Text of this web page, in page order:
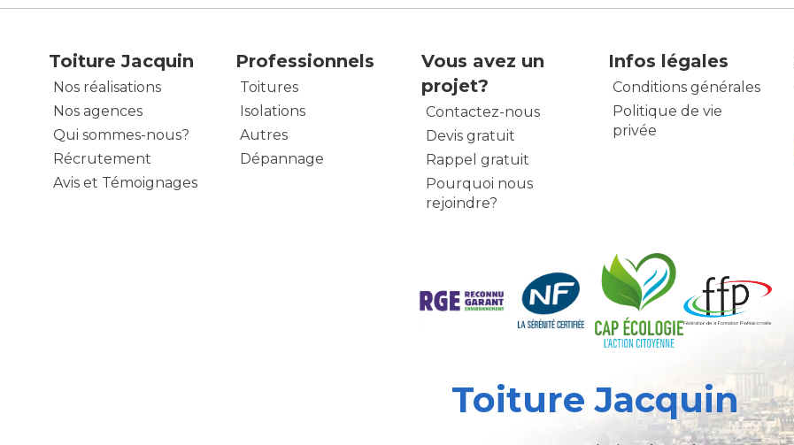
Toiture Jacquin
Nos réalisations
Nos agences
Qui sommes-nous?
Récrutement
Avis et Témoignages
Professionnels
Toitures
Isolations
Autres
Dépannage
Vous avez un
projet?
Contactez-nous
Devis gratuit
Rappel gratuit
Pourquoi nous
rejoindre?
Infos légales
Conditions générales
Politique de vie
privée
Toiture Jacquin